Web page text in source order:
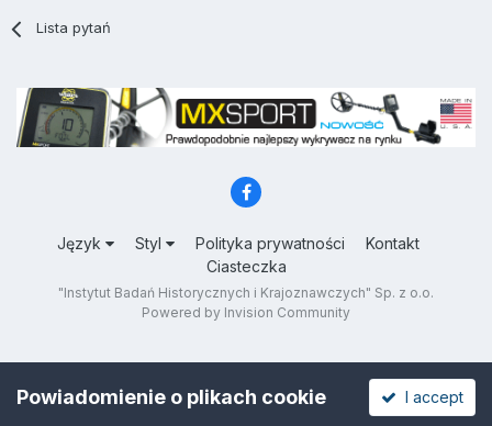
Lista pytań
Język Styl Polityka prywatności
Kontakt
Ciasteczka
"Instytut Badań Historycznych i Krajoznawczych" Sp. z o.o.
Powered by Invision Community
Powiadomienie o plikach cookie I accept